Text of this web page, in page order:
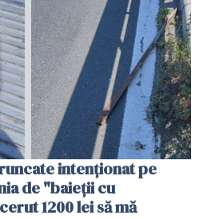
intenționat pe
de "baieții cu
1200 lei să mă